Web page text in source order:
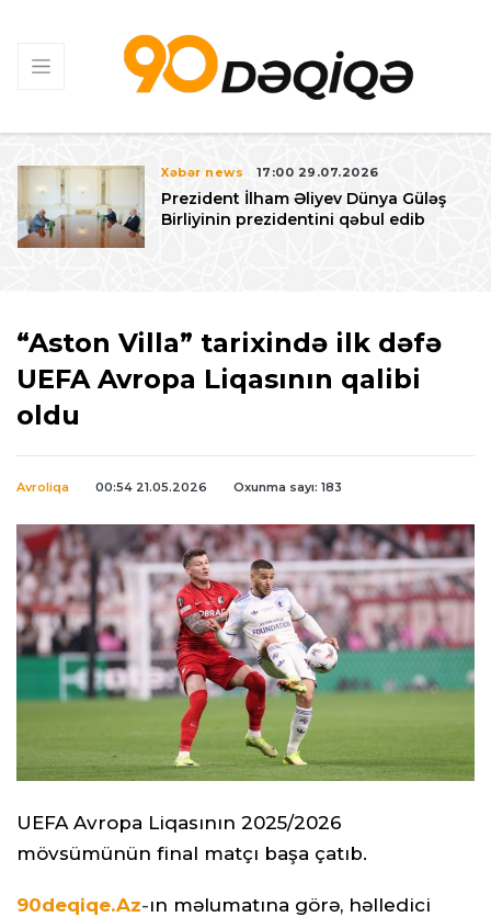
Xəbər news 17:00 29.07.2026
Prezident İlham Əliyev Dünya Güləş
Birliyinin prezidentini qəbul edib
“Aston Villa” tarixində ilk dəfə
UEFA Avropa Liqasının qalibi
oldu
Avroliqa 00:54 21.05.2026 Oxunma sayı: 183
UEFA Avropa Liqasının 2025/2026
mövsümünün final matçı başa çatıb.
90deqiqe.Az-ın məlumatına görə, həlledici